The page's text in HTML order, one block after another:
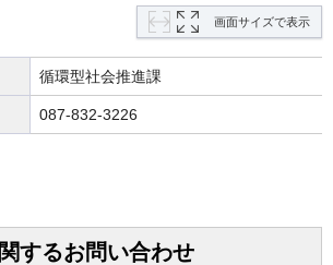
画面サイズで表示
循環型社会推進課
087-832-3226
するお問い合わせ